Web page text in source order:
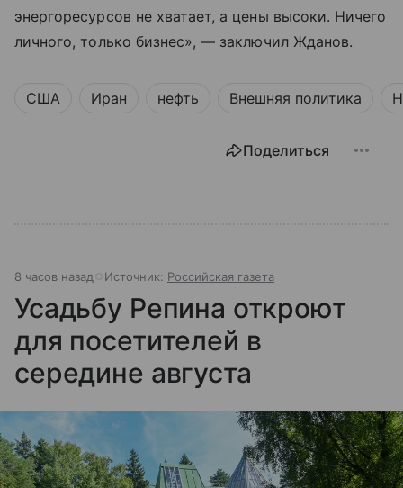
энергоресурсов не хватает, а цены высоки. Ничего
личного, только бизнес», — заключил Жданов.
США Иран нефть Внешняя политика
Поделиться
8 часов назад Источник: Российская газета
Усадьбу Репина откроют
для посетителей в
середине августа